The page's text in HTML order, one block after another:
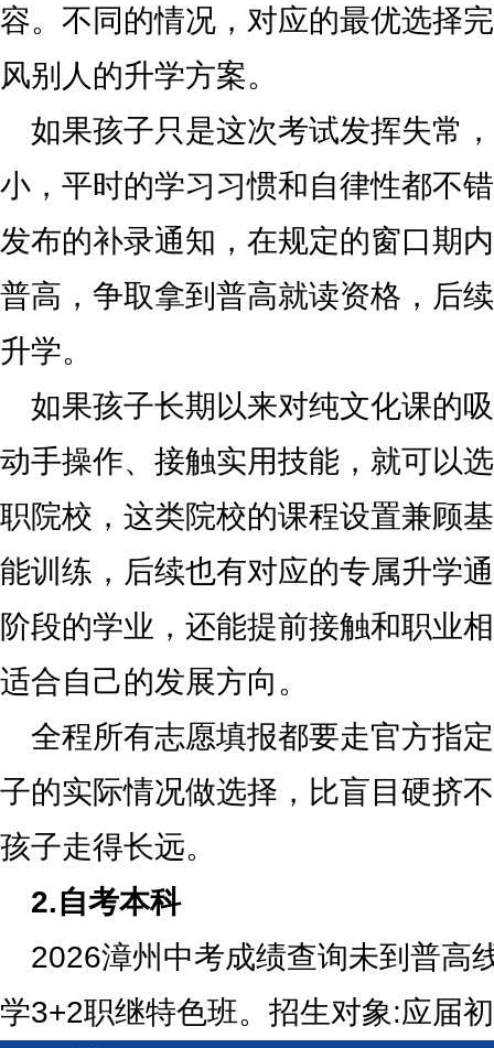
容。不同的情况，对应的最优选择
风别人的升学方案。
如果孩子只是这次考试发挥失常
小，平时的学习习惯和自律性都不
发布的补录通知，在规定的窗口期
普高，争取拿到普高就读资格，后
升学。
如果孩子长期以来对纯文化课的
动手操作、接触实用技能，就可以
职院校，这类院校的课程设置兼顾
能训练，后续也有对应的专属升学
阶段的学业，还能提前接触和职业
适合自己的发展方向。
全程所有志愿填报都要走官方指
子的实际情况做选择，比盲目硬挤
孩子走得长远。
2.自考本科
2026漳州中考成绩查询未到普高
学3+2职继特色班。招生对象:应届